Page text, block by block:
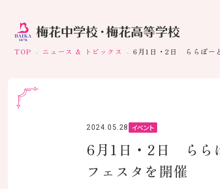
TOP ニュース & トピックス 6月1日・2日 ららぽー
2024.05.28 イベント
6月1日・2日 らら
フェスタを開催